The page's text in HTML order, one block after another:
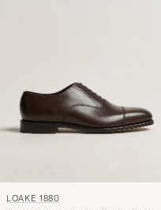
LOAKE 1880